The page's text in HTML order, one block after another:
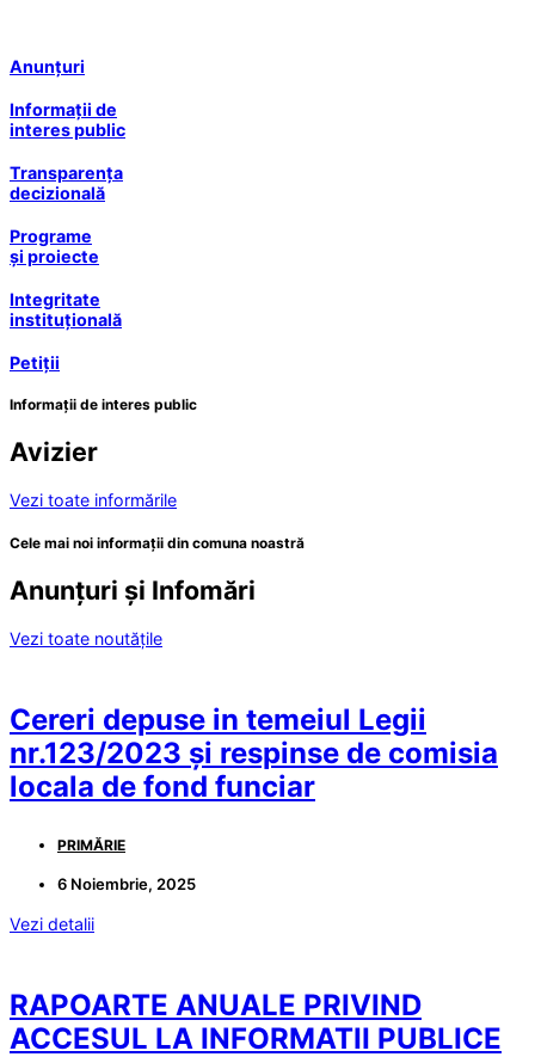
Anunțuri
Informații de
interes public
Transparența
decizională
Programe
și proiecte
Integritate
instituțională
Petiții
Informații de interes public
Avizier
Vezi toate informările
Cele mai noi informații din comuna noastră
Anunțuri și Infomări
Vezi toate noutățile
Cereri depuse in temeiul Legii
nr.123/2023 și respinse de comisia
locala de fond funciar
PRIMĂRIE
6 Noiembrie, 2025
Vezi detalii
RAPOARTE ANUALE PRIVIND
ACCESUL LA INFORMATII PUBLICE